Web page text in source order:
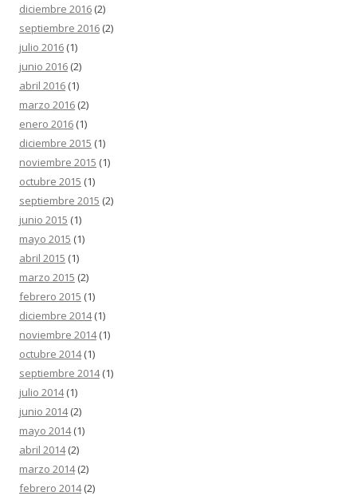
diciembre 2016 (2)
septiembre 2016 (2)
julio 2016 (1)
junio 2016 (2)
abril 2016 (1)
marzo 2016 (2)
enero 2016 (1)
diciembre 2015 (1)
noviembre 2015 (1)
octubre 2015 (1)
septiembre 2015 (2)
junio 2015 (1)
mayo 2015 (1)
abril 2015 (1)
marzo 2015 (2)
febrero 2015 (1)
diciembre 2014(1)
noviembre 2014(1)
octubre 2014(1)
septiembre 2014(1)
julio 2014(1)
junio 2014(2)
mayo 2014(1)
abril 2014(2)
marzo 2014(2)
febrero 2014(2)